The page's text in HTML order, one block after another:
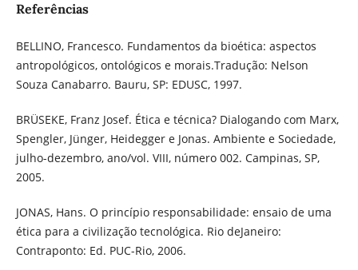
Referências
BELLINO, Francesco. Fundamentos da bioética: aspectos
antropológicos, ontológicos e morais.Tradução: Nelson
Souza Canabarro. Bauru, SP: EDUSC, 1997.
BRÜSEKE, Franz Josef. Ética e técnica? Dialogando com Marx,
Spengler, Jünger, Heidegger e Jonas. Ambiente e Sociedade,
julho-dezembro, ano/vol. VIII, número 002. Campinas, SP,
2005.
JONAS, Hans. O princípio responsabilidade: ensaio de uma
ética para a civilização tecnológica. Rio deJaneiro:
Contraponto: Ed. PUC-Rio, 2006.